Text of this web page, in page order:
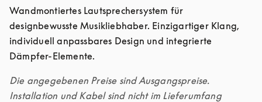
Wandmontiertes Lautsprechersystem für
designbewusste Musikliebhaber. Einzigartiger Klang,
individuell anpassbares Design und integrierte
Dämpfer-Elemente.
Die angegebenen Preise sind Ausgangspreise.
Installation und Kabel sind nicht im Lieferumfang